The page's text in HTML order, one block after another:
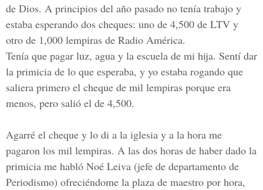
de Dios. A principios del año pasado no tenía trabajo y
estaba esperando dos cheques: uno de 4,500 de LTV y
otro de 1,000 lempiras de Radio América.
Tenía que pagar luz, agua y la escuela de mi hija. Sentí dar
la primicia de lo que esperaba, y yo estaba rogando que
saliera primero el cheque de mil lempiras porque era
menos, pero salió el de 4,500.
Agarré el cheque y lo di a la iglesia y a la hora me
pagaron los mil lempiras. A las dos horas de haber dado la
primicia me habló Noé Leiva (jefe de departamento de
Periodismo) ofreciéndome la plaza de maestro por hora,